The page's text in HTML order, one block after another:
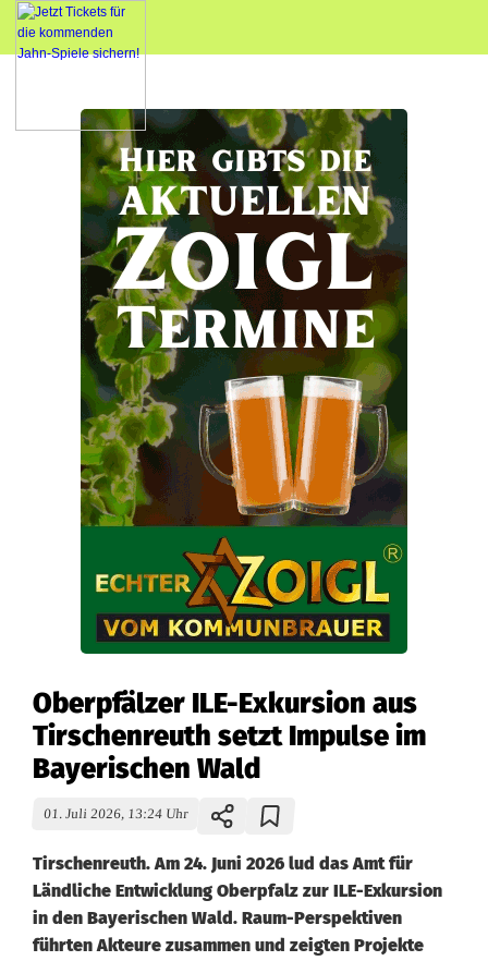
Oberpfälzer ILE-Exkursion aus
Tirschenreuth setzt Impulse im
Bayerischen Wald
01. Juli 2026, 13:24 Uhr
Tirschenreuth. Am 24. Juni 2026 lud das Amt für
Ländliche Entwicklung Oberpfalz zur ILE-Exkursion
in den Bayerischen Wald. Raum-Perspektiven
führten Akteure zusammen und zeigten Projekte